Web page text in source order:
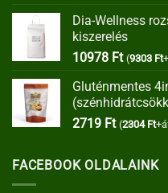
was:
Dia-Wellness
kiszerelés
10978 Ft (9303 Ft
Gluténmentes
2719 Ft (2304 Ft
FACEBOOK OLDALAINK